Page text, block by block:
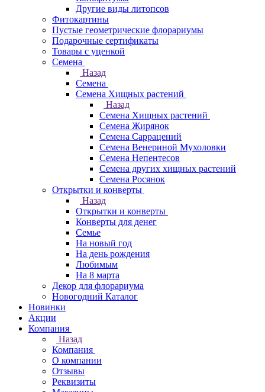
Другие виды литопсов
Фитокартины
Пустые геометрические флорариумы
Подарочные сертификаты
Товары с уценкой
Семена
Назад
Семена
Семена Хищных растений
Назад
Семена Хищных растений
Семена Жирянок
Семена Саррацений
Семена Венериной Мухоловки
Семена Непентесов
Семена других хищных растений
Семена Росянок
Открытки и конверты
Назад
Открытки и конверты
Конверты для денег
Семье
На новый год
На день рождения
Любимым
На 8 марта
Декор для флорариума
Новогодний Каталог
Новинки
Акции
Компания
Назад
Компания
О компании
Отзывы
Реквизиты